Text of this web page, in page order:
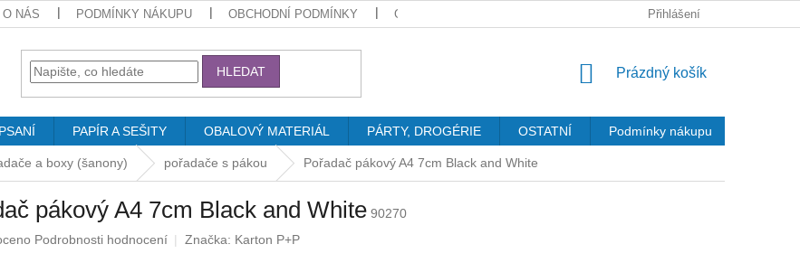
O NÁS PODMÍNKY NÁKUPU OBCHODNÍ PODMÍNKY GDPR Přihlášení
HLEDAT
NÁKUPNÍ
Prázdný košík
PSANÍ PAPÍR A SEŠITY OBALOVÝ MATERIÁL PÁRTY, DROGÉRIE OSTATNÍ Podmínky nákupu
a boxy (šanony) pořadače s pákou Pořadač pákový A4 7cm Black and White
pákový A4 7cm Black and White 90270
Podrobnosti hodnocení Značka: Karton P+P